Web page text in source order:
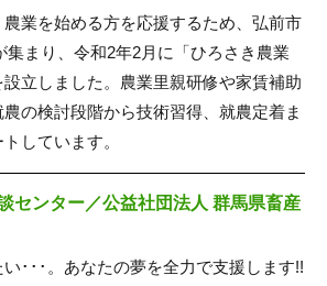
業を始める方を応援するため、弘前市
集まり、令和2年2月に「ひろさき農業
立しました。農業里親研修や家賃補助
の検討段階から技術習得、就農定着ま
しています。
センター／公益社団法人 群馬県畜産
･･･。あなたの夢を全力で支援します!!